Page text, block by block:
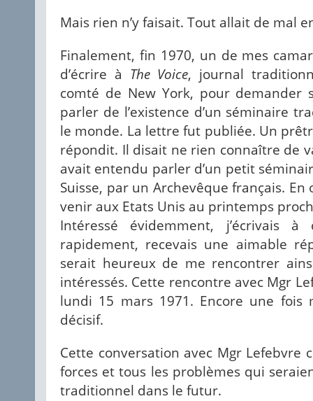
Mais rien n’y faisait. Tout allait de mal
Finalement, fin 1970, un de mes
d’écrire à The Voice, journal
comté de New York, pour demander
parler de l’existence d’un séminaire
le monde. La lettre fut publiée. Un
répondit. Il disait ne rien connaître de
avait entendu parler d’un petit
Suisse, par un Archevêque français.
venir aux Etats Unis au printemps
Intéressé évidemment, j’écrivais
rapidement, recevais une aimable
serait heureux de me rencontrer
intéressés. Cette rencontre avec Mgr
lundi 15 mars 1971. Encore une
décisif.
Cette conversation avec Mgr Lefebvre
forces et tous les problèmes qui
traditionnel dans le futur.